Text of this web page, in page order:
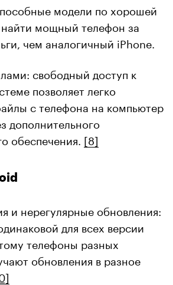
модели по хорошей
мощный телефон за
чем аналогичный iPhone.
свободный доступ к
позволяет легко
с телефона на компьютер
дополнительного
обеспечения. [8]
и нерегулярные обновления:
для всех версии
телефоны разных
обновления в разное